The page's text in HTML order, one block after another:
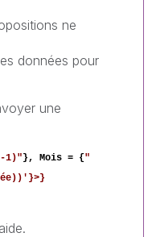
ne
données pour
une
1)"}, Mois = {"